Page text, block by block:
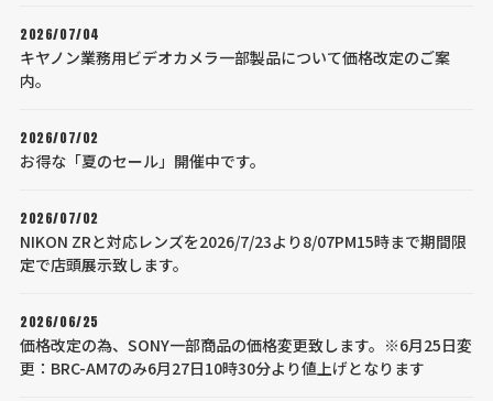
2026/07/04
キヤノン業務用ビデオカメラ一部製品について価格改定のご案
内。
2026/07/02
お得な「夏のセール」開催中です。
2026/07/02
NIKON ZRと対応レンズを2026/7/23より8/07PM15時まで期間限
定で店頭展示致します。
2026/06/25
価格改定の為、SONY一部商品の価格変更致します。※6月25日変
更：BRC-AM7のみ6月27日10時30分より値上げとなります